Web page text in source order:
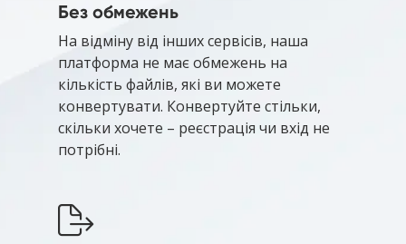
Без обмежень
На відміну від інших сервісів, наша
платформа не має обмежень на
кількість файлів, які ви можете
конвертувати. Конвертуйте стільки,
скільки хочете – реєстрація чи вхід не
потрібні.